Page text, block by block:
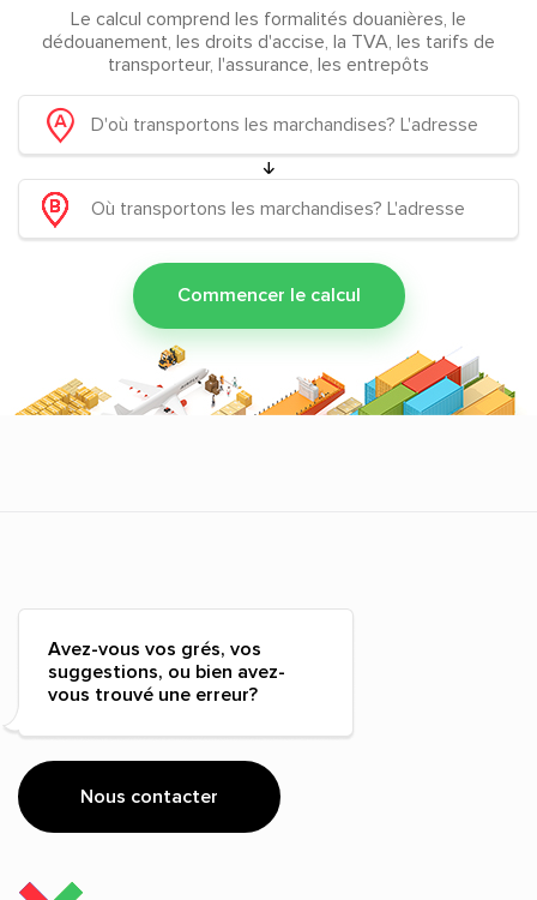
Le calcul comprend les formalités douanières, le
dédouanement, les droits d'accise, la TVA, les tarifs de
transporteur, l'assurance, les entrepôts
Commencer le calcul
Avez-vous vos grés, vos
suggestions, ou bien avez-
vous trouvé une erreur?
Nous contacter